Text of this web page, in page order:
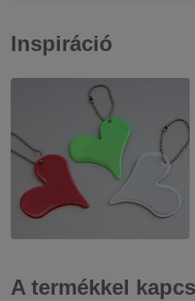
Inspiráció
A termékkel